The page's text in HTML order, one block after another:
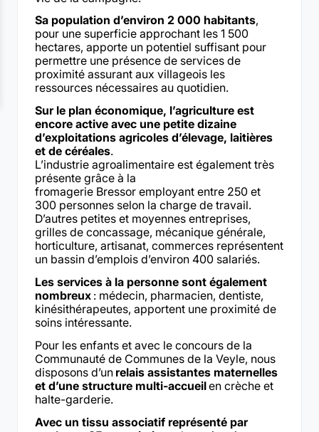
Sa population d’environ 2 000 habitants,
pour une superficie approchant les 1 500
hectares, apporte un potentiel suffisant pour
permettre une présence de services de
proximité assurant aux villageois les
ressources nécessaires au quotidien.
Sur le plan économique, l’agriculture est
encore active avec une petite dizaine
d’exploitations agricoles d’élevage, laitières
et de céréales.
L’industrie agroalimentaire est également très
présente grâce à la
fromagerie Bressor employant entre 250 et
300 personnes selon la charge de travail.
D’autres petites et moyennes entreprises,
grilles de concassage, mécanique générale,
horticulture, artisanat, commerces représentent
un bassin d’emplois d’environ 400 salariés.
Les services à la personne sont également
nombreux : médecin, pharmacien, dentiste,
kinésithérapeutes, apportent une proximité de
soins intéressante.
Pour les enfants et avec le concours de la
Communauté de Communes de la Veyle, nous
disposons d’un relais assistantes maternelles
et d’une structure multi-accueilen crèche et
halte-garderie.
Avec un tissu associatif représenté par